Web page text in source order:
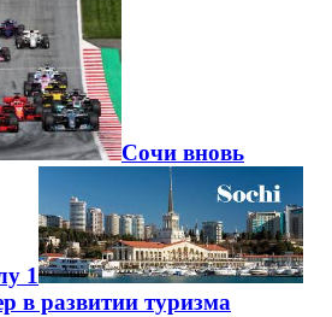
Сочи вновь
1
в развитии туризма